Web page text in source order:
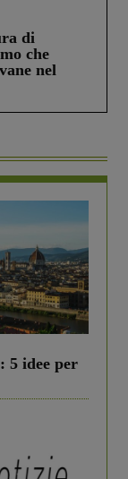
di
che
nel
5 idee per